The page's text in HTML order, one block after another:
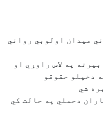
ميدان اولوبي رواني
په لاس راوړي او
دخپلو حقوقو
شي
دحملي په حالت کي